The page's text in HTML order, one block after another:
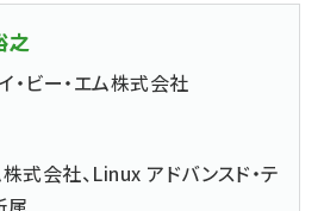
之
・ビー・エム株式会社
式会社、Linux アドバンスド・テ